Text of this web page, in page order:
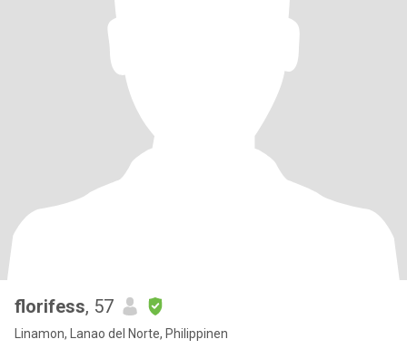
florifess, 57
Linamon, Lanao del Norte, Philippinen